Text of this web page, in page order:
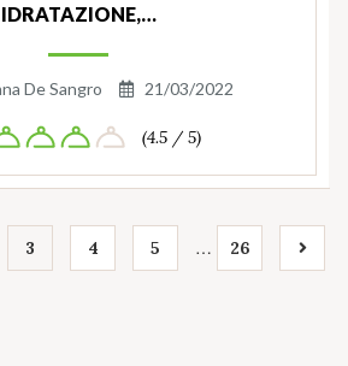
IDRATAZIONE,…
De Sangro 21/03/2022
(4.5 / 5)
3 4 5 … 26